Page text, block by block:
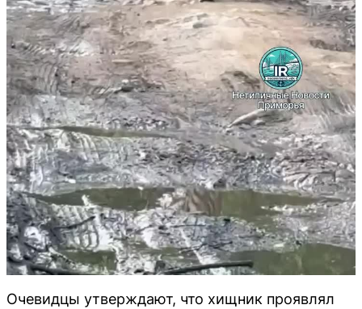
Очевидцы утверждают, что хищник проявлял